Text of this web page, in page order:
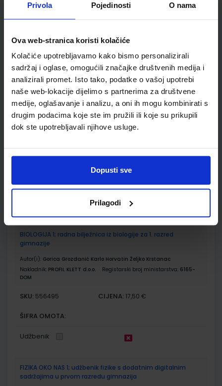
Privola Pojedinosti O nama
Ova web-stranica koristi kolačiće
Kolačiće upotrebljavamo kako bismo personalizirali
sadržaj i oglase, omogućili značajke društvenih medija i
analizirali promet. Isto tako, podatke o vašoj upotrebi
naše web-lokacije dijelimo s partnerima za društvene
medije, oglašavanje i analizu, a oni ih mogu kombinirati s
drugim podacima koje ste im pružili ili koje su prikupili
dok ste upotrebljavali njihove usluge.
Dopusti sve
Prilagodi
Autor(i):Predrag Brođanac Leo Budin Zlatka Markučič Smiljana
Perić
ŠIFRA OMOTA:
Udžbenik
BIOLOGIJA 1; udžbenik iz biologije za 1. razred gimnazije
ŠIFRA OMOTA:
BIOLOGIJA 1; radna bilježnica iz biologije za 1. razred
gimnazije
Autor(i): Gorica Grozdanić Karlo Horvatin Željko Krstanac
Nakladnik: PROFIL KLETT d.o.o. Registarski broj ministarstva: 6165-
DOM
SKU: 556495 CIJENA: 17,50 €
ŠIFRA OMOTA:
Udžbenik
FIZIKA OKO NAS 1; udžbenik fizike s dodatnim digitalnim
sadržajima u prvom razredu gimnazija